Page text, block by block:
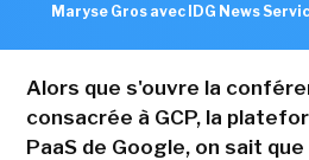
Maryse Gros avec IDG News
Alors que s'ouvre la
consacrée à GCP, la
PaaS de Google, on sait